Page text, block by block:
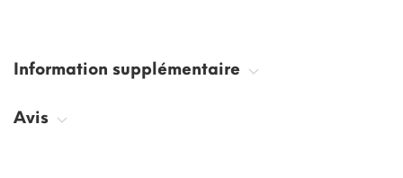
Information supplémentaire
Avis